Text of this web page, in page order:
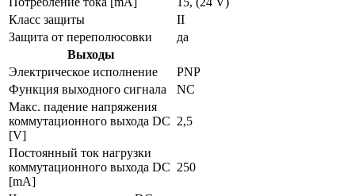
Класс защиты
II
Защита от переполюсовки
да
Выходы
Электрическое исполнение
PNP
Функция выходного сигнала
NC
Макс. падение напряжения
коммутационного выхода DC
[V]
2,5
Постоянный ток нагрузки
коммутационного выхода DC
[mA]
250